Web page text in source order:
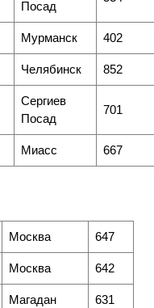
Посад
Мурманск 402
Челябинск 852
Сергиев
Посад
701
Миасс 667
Москва 647
Москва 642
Магадан 631